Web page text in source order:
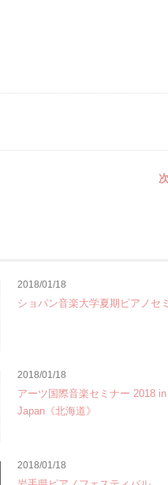
2018/01/18
ショパン音楽大学夏期ピアノセ
2018/01/18
アーツ国際音楽セミナー 2018 in
Japan《北海道》
2018/01/18